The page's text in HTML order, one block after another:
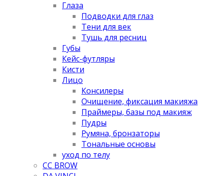
Глаза
Подводки для глаз
Тени для век
Тушь для ресниц
Губы
Кейс-футляры
Кисти
Лицо
Консилеры
Очищение, фиксация макияжа
Праймеры, базы под макияж
Пудры
Румяна, бронзаторы
Тональные основы
уход по телу
CC BROW